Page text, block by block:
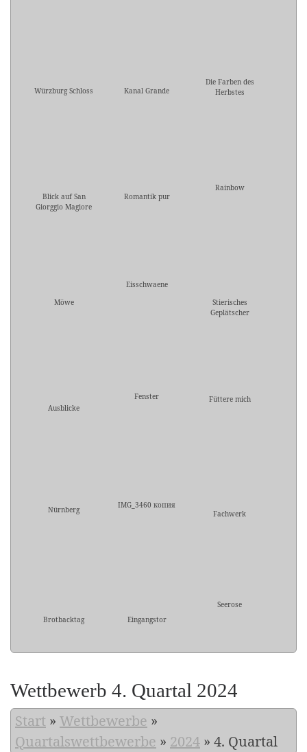
Würzburg Schloss Kanal Grande
Die Farben des
Herbstes
Blick auf San
Giorggio Magiore
Romantik pur
Rainbow
Möwe
Eisschwaene
Stierisches
Geplätscher
Ausblicke
Fenster Füttere mich
Nürnberg
IMG_3460 копия
Fachwerk
Brotbacktag Eingangstor
Seerose
Wettbewerb 4. Quartal 2024
Start » Wettbewerbe »
Quartalswettbewerbe » 2024 » 4. Quartal